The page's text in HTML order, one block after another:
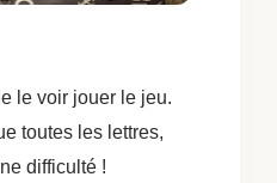
le voir jouer le jeu.
toutes les lettres,
difficulté !